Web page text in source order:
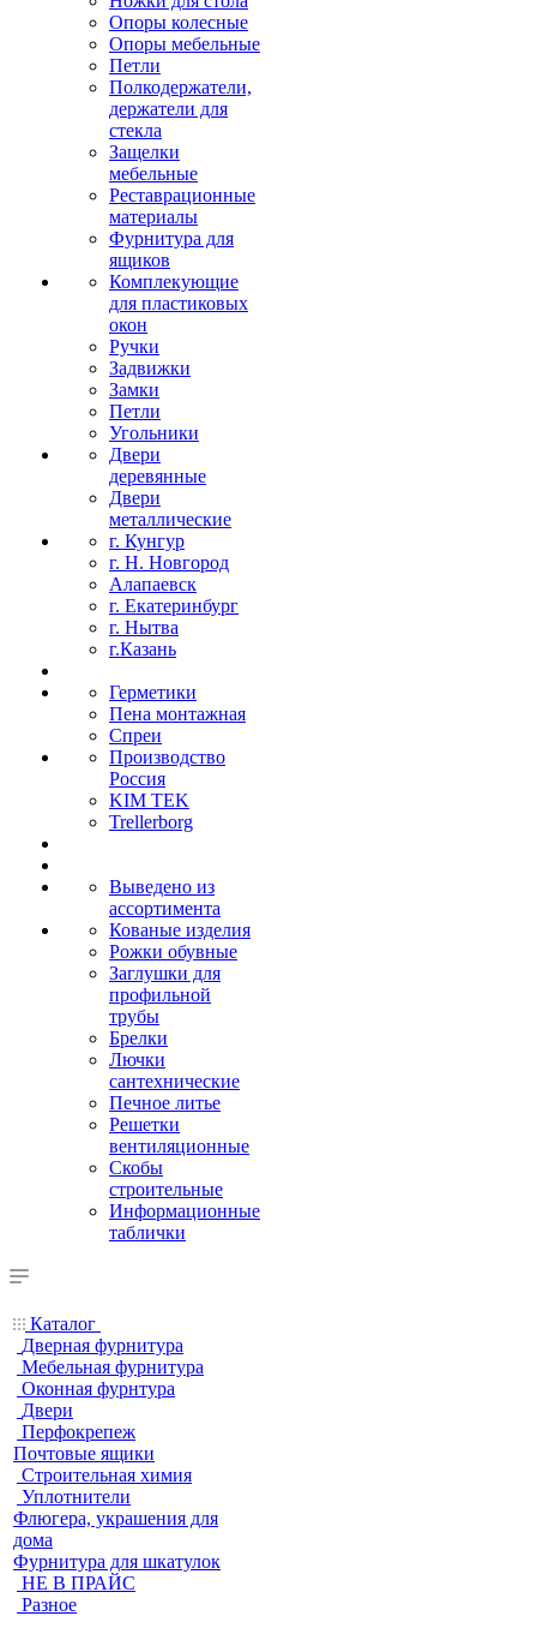
Опоры колесные
Опоры мебельные
Петли
Полкодержатели,
держатели для
стекла
Защелки
мебельные
Реставрационные
материалы
Фурнитура для
ящиков
Комплекующие
для пластиковых
окон
Ручки
Задвижки
Замки
Петли
Угольники
Двери
деревянные
Двери
металлические
г. Кунгур
г. Н. Новгород
Алапаевск
г. Екатеринбург
г. Нытва
г.Казань
Герметики
Пена монтажная
Спреи
Производство
Россия
KIM TEK
Trellerborg
Выведено из
ассортимента
Кованые изделия
Рожки обувные
Заглушки для
профильной
трубы
Брелки
Лючки
сантехнические
Печное литье
Решетки
вентиляционные
Скобы
строительные
Информационные
таблички
Каталог
Дверная фурнитура
Мебельная фурнитура
Оконная фурнтура
Двери
Перфокрепеж
Почтовые ящики
Строительная химия
Уплотнители
Флюгера, украшения для
дома
Фурнитура для шкатулок
НЕ В ПРАЙС
Разное